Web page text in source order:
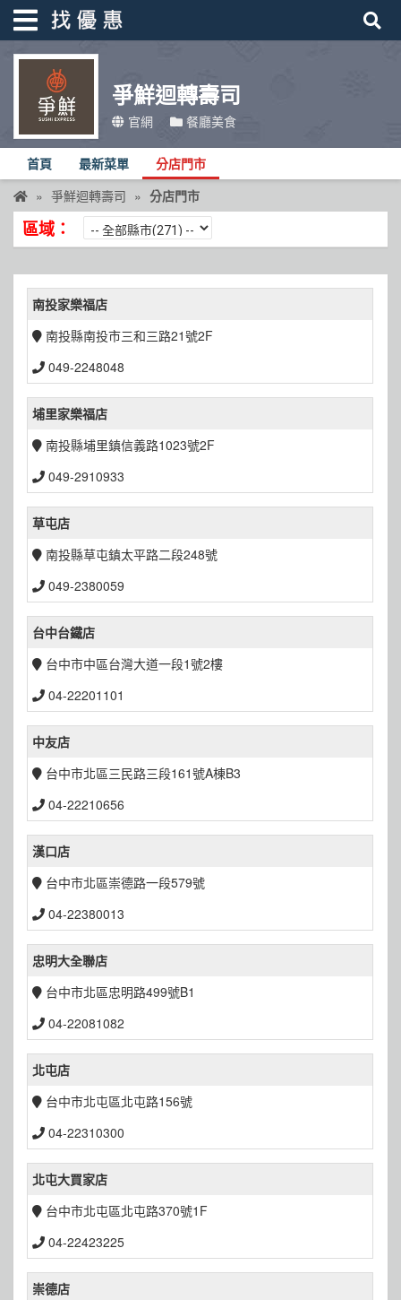
爭鮮迴轉壽司
官網 餐廳美食
首頁 最新菜單 分店門市
爭鮮迴轉壽司 分店門市
區域：
南投家樂福店
南投縣南投市三和三路21號2F
049-2248048
埔里家樂福店
南投縣埔里鎮信義路1023號2F
049-2910933
草屯店
南投縣草屯鎮太平路二段248號
049-2380059
台中台鐵店
台中市中區台灣大道一段1號2樓
04-22201101
中友店
台中市北區三民路三段161號A棟B3
04-22210656
漢口店
台中市北區崇德路一段579號
04-22380013
忠明大全聯店
台中市北區忠明路499號B1
04-22081082
北屯店
台中市北屯區北屯路156號
04-22310300
北屯大買家店
台中市北屯區北屯路370號1F
04-22423225
崇德店
找優惠
首頁
優惠活動
折價卷
線上DM
找菜單
品牌總覽